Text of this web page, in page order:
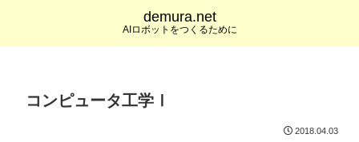
demura.net
AIロボットをつくるために
コンピュータ工学Ⅰ
2018.04.03